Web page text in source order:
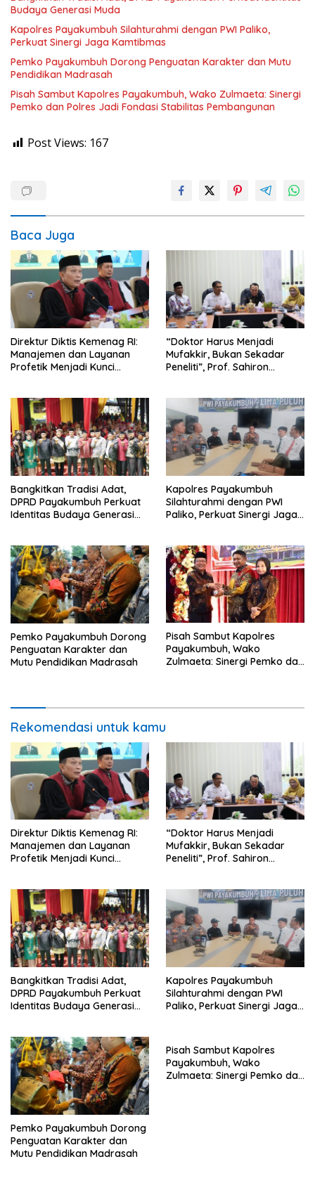
Budaya Generasi Muda
Kapolres Payakumbuh Silahturahmi dengan PWI Paliko,
Perkuat Sinergi Jaga Kamtibmas
Pemko Payakumbuh Dorong Penguatan Karakter dan Mutu
Pendidikan Madrasah
Pisah Sambut Kapolres Payakumbuh, Wako Zulmaeta: Sinergi
Pemko dan Polres Jadi Fondasi Stabilitas Pembangunan
Post Views: 167
Baca Juga
Direktur Diktis Kemenag RI:
Manajemen dan Layanan
Profetik Menjadi Kunci
Kampus Bereputasi Global
“Doktor Harus Menjadi
Mufakkir, Bukan Sekadar
Peneliti”, Prof. Sahiron
Bangkitkan Tradisi Adat,
DPRD Payakumbuh Perkuat
Identitas Budaya Generasi
Kapolres Payakumbuh
Silahturahmi dengan PWI
Paliko, Perkuat Sinergi Jaga
Pemko Payakumbuh Dorong
Penguatan Karakter dan
Mutu Pendidikan Madrasah
Pisah Sambut Kapolres
Payakumbuh, Wako
Zulmaeta: Sinergi Pemko dan
Rekomendasi untuk kamu
Direktur Diktis Kemenag RI:
Manajemen dan Layanan
Profetik Menjadi Kunci
Kampus Bereputasi Global
“Doktor Harus Menjadi
Mufakkir, Bukan Sekadar
Peneliti”, Prof. Sahiron
Bangkitkan Tradisi Adat,
DPRD Payakumbuh Perkuat
Identitas Budaya Generasi
Kapolres Payakumbuh
Silahturahmi dengan PWI
Paliko, Perkuat Sinergi Jaga
Pemko Payakumbuh Dorong
Penguatan Karakter dan
Mutu Pendidikan Madrasah
Pisah Sambut Kapolres
Payakumbuh, Wako
Zulmaeta: Sinergi Pemko dan